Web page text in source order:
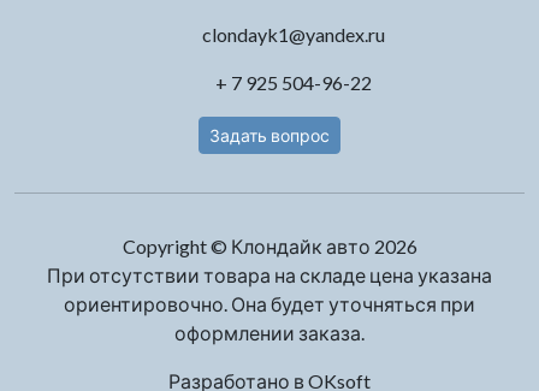
clondayk1@yandex.ru
+ 7 925 504-96-22
Задать вопрос
Copyright © Клондайк авто 2026
При отсутствии товара на складе цена указана
ориентировочно. Она будет уточняться при
оформлении заказа.
Разработано в OKsoft